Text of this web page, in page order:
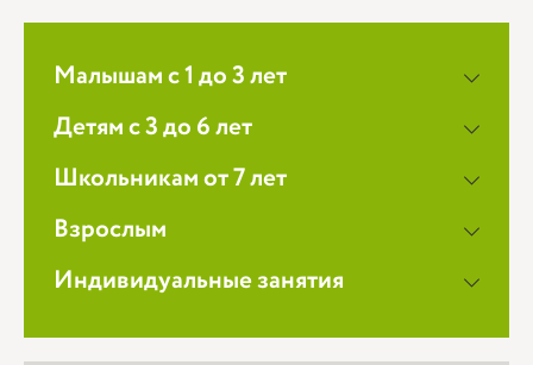
Малышам с 1 до 3 лет
Детям с 3 до 6 лет
Школьникам от 7 лет
Взрослым
Индивидуальные занятия